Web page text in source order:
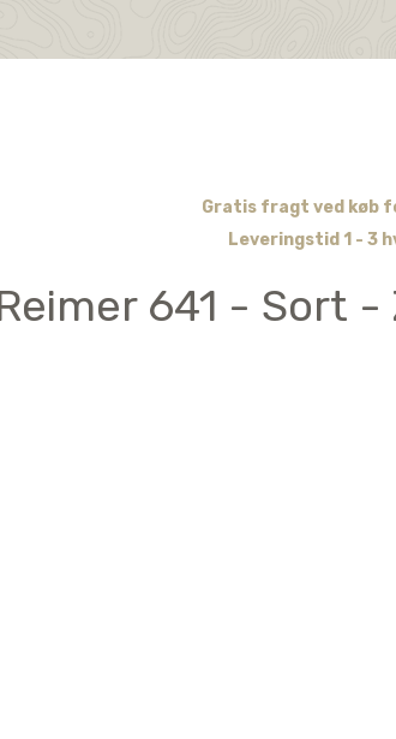
Gratis fragt ved køb
Leveringstid 1 - 3
641 - Sort -